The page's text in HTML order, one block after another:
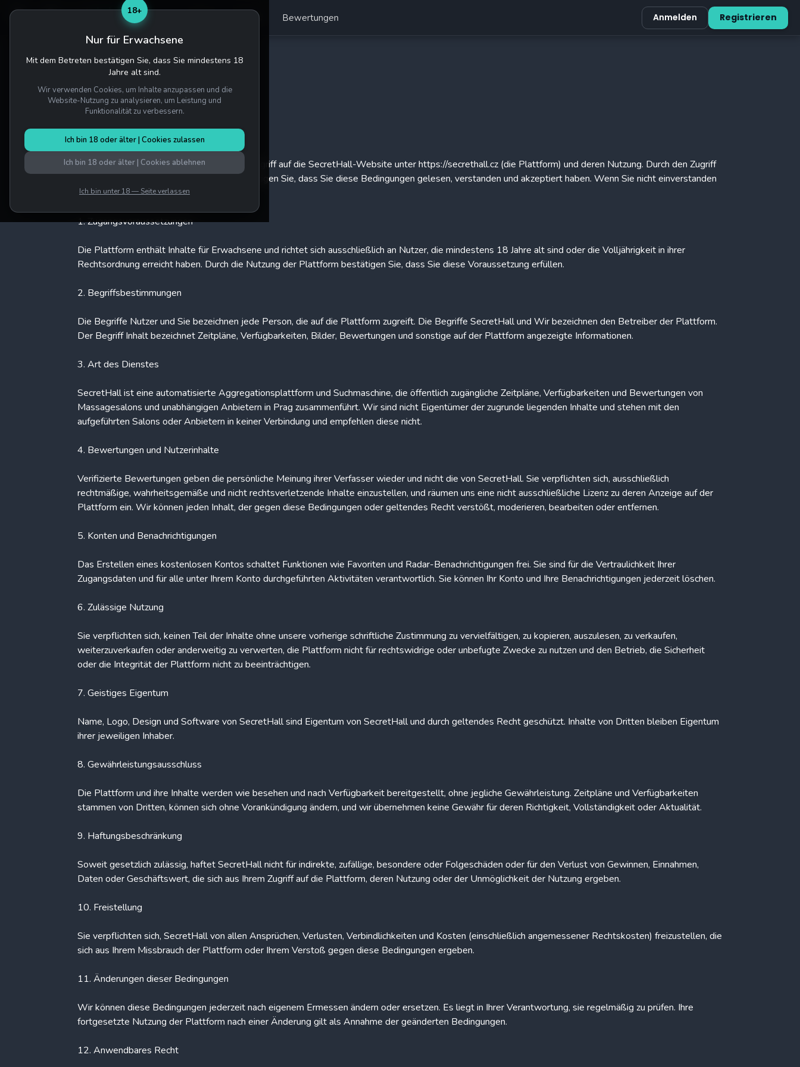
Anmelden Registrieren
Salons Bewertungen
Startseite / Nutzungsbedingungen
NUTZUNGSBEDINGUNGEN
Zuletzt aktualisiert: 5. Juli 2026
Diese Nutzungsbedingungen regeln Ihren Zugriff auf die SecretHall-Website unter https://secrethall.cz (die Plattform) und deren Nutzung. Durch den Zugriff
auf die Plattform oder deren Nutzung bestätigen Sie, dass Sie diese Bedingungen gelesen, verstanden und akzeptiert haben. Wenn Sie nicht einverstanden
sind, dürfen Sie die Plattform nicht nutzen.
1. Zugangsvoraussetzungen
Die Plattform enthält Inhalte für Erwachsene und richtet sich ausschließlich an Nutzer, die mindestens 18 Jahre alt sind oder die Volljährigkeit in ihrer
Rechtsordnung erreicht haben. Durch die Nutzung der Plattform bestätigen Sie, dass Sie diese Voraussetzung erfüllen.
2. Begriffsbestimmungen
Die Begriffe Nutzer und Sie bezeichnen jede Person, die auf die Plattform zugreift. Die Begriffe SecretHall und Wir bezeichnen den Betreiber der Plattform.
Der Begriff Inhalt bezeichnet Zeitpläne, Verfügbarkeiten, Bilder, Bewertungen und sonstige auf der Plattform angezeigte Informationen.
3. Art des Dienstes
SecretHall ist eine automatisierte Aggregationsplattform und Suchmaschine, die öffentlich zugängliche Zeitpläne, Verfügbarkeiten und Bewertungen von
Massagesalons und unabhängigen Anbietern in Prag zusammenführt. Wir sind nicht Eigentümer der zugrunde liegenden Inhalte und stehen mit den
aufgeführten Salons oder Anbietern in keiner Verbindung und empfehlen diese nicht.
4. Bewertungen und Nutzerinhalte
Verifizierte Bewertungen geben die persönliche Meinung ihrer Verfasser wieder und nicht die von SecretHall. Sie verpflichten sich, ausschließlich
rechtmäßige, wahrheitsgemäße und nicht rechtsverletzende Inhalte einzustellen, und räumen uns eine nicht ausschließliche Lizenz zu deren Anzeige auf der
Plattform ein. Wir können jeden Inhalt, der gegen diese Bedingungen oder geltendes Recht verstößt, moderieren, bearbeiten oder entfernen.
5. Konten und Benachrichtigungen
Das Erstellen eines kostenlosen Kontos schaltet Funktionen wie Favoriten und Radar-Benachrichtigungen frei. Sie sind für die Vertraulichkeit Ihrer
Zugangsdaten und für alle unter Ihrem Konto durchgeführten Aktivitäten verantwortlich. Sie können Ihr Konto und Ihre Benachrichtigungen jederzeit löschen.
6. Zulässige Nutzung
Sie verpflichten sich, keinen Teil der Inhalte ohne unsere vorherige schriftliche Zustimmung zu vervielfältigen, zu kopieren, auszulesen, zu verkaufen,
weiterzuverkaufen oder anderweitig zu verwerten, die Plattform nicht für rechtswidrige oder unbefugte Zwecke zu nutzen und den Betrieb, die Sicherheit
oder die Integrität der Plattform nicht zu beeinträchtigen.
7. Geistiges Eigentum
Name, Logo, Design und Software von SecretHall sind Eigentum von SecretHall und durch geltendes Recht geschützt. Inhalte von Dritten bleiben Eigentum
ihrer jeweiligen Inhaber.
8. Gewährleistungsausschluss
Die Plattform und ihre Inhalte werden wie besehen und nach Verfügbarkeit bereitgestellt, ohne jegliche Gewährleistung. Zeitpläne und Verfügbarkeiten
stammen von Dritten, können sich ohne Vorankündigung ändern, und wir übernehmen keine Gewähr für deren Richtigkeit, Vollständigkeit oder Aktualität.
9. Haftungsbeschränkung
Soweit gesetzlich zulässig, haftet SecretHall nicht für indirekte, zufällige, besondere oder Folgeschäden oder für den Verlust von Gewinnen, Einnahmen,
Daten oder Geschäftswert, die sich aus Ihrem Zugriff auf die Plattform, deren Nutzung oder der Unmöglichkeit der Nutzung ergeben.
10. Freistellung
Sie verpflichten sich, SecretHall von allen Ansprüchen, Verlusten, Verbindlichkeiten und Kosten (einschließlich angemessener Rechtskosten) freizustellen, die
sich aus Ihrem Missbrauch der Plattform oder Ihrem Verstoß gegen diese Bedingungen ergeben.
11. Änderungen dieser Bedingungen
Wir können diese Bedingungen jederzeit nach eigenem Ermessen ändern oder ersetzen. Es liegt in Ihrer Verantwortung, sie regelmäßig zu prüfen. Ihre
fortgesetzte Nutzung der Plattform nach einer Änderung gilt als Annahme der geänderten Bedingungen.
12. Anwendbares Recht
18+
Nur für Erwachsene
Mit dem Betreten bestätigen Sie, dass Sie mindestens 18
Jahre alt sind.
Wir verwenden Cookies, um Inhalte anzupassen und die
Website-Nutzung zu analysieren, um Leistung und
Funktionalität zu verbessern.
Ich bin 18 oder älter | Cookies zulassen
Ich bin 18 oder älter | Cookies ablehnen
Ich bin unter 18 — Seite verlassen